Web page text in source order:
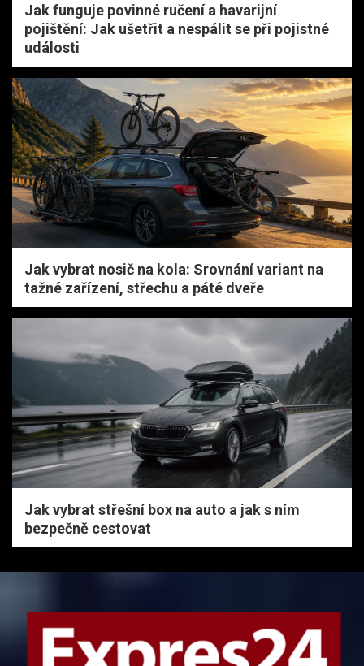
Jak funguje povinné ručení a havarijní
pojištění: Jak ušetřit a nespálit se při pojistné
události
Jak vybrat nosič na kola: Srovnání variant na
tažné zařízení, střechu a páté dveře
Jak vybrat střešní box na auto a jak s ním
bezpečně cestovat